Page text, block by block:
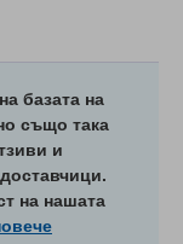
базата на
също така
и
на нашата